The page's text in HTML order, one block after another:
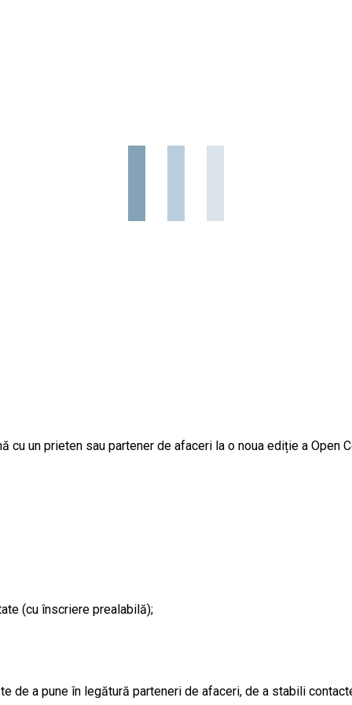
cu un prieten sau partener de afaceri la o noua ediție a Open
(cu înscriere prealabilă);
de a pune în legătură parteneri de afaceri, de a stabili